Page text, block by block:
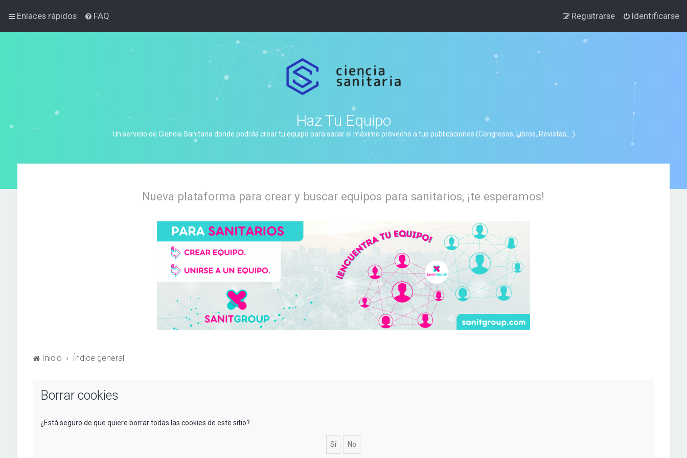
Enlaces rápidos FAQ Identificarse
Registrarse
Haz Tu Equipo
Un servicio de Ciencia Sanitaria donde podrás crear tu equipo para sacar el máximo provecho a tus publicaciones (Congresos, Libros, Revistas,...)
Nueva plataforma para crear y buscar equipos para sanitarios, ¡te esperamos!
Inicio Índice general
Borrar cookies
¿Está seguro de que quiere borrar todas las cookies de este sitio?